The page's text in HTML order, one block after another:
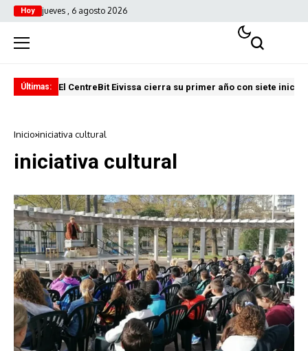
Hoy jueves , 6 agosto 2026
Últimas: El CentreBit Eivissa cierra su primer año con siete
Inicio iniciativa cultural
iniciativa cultural